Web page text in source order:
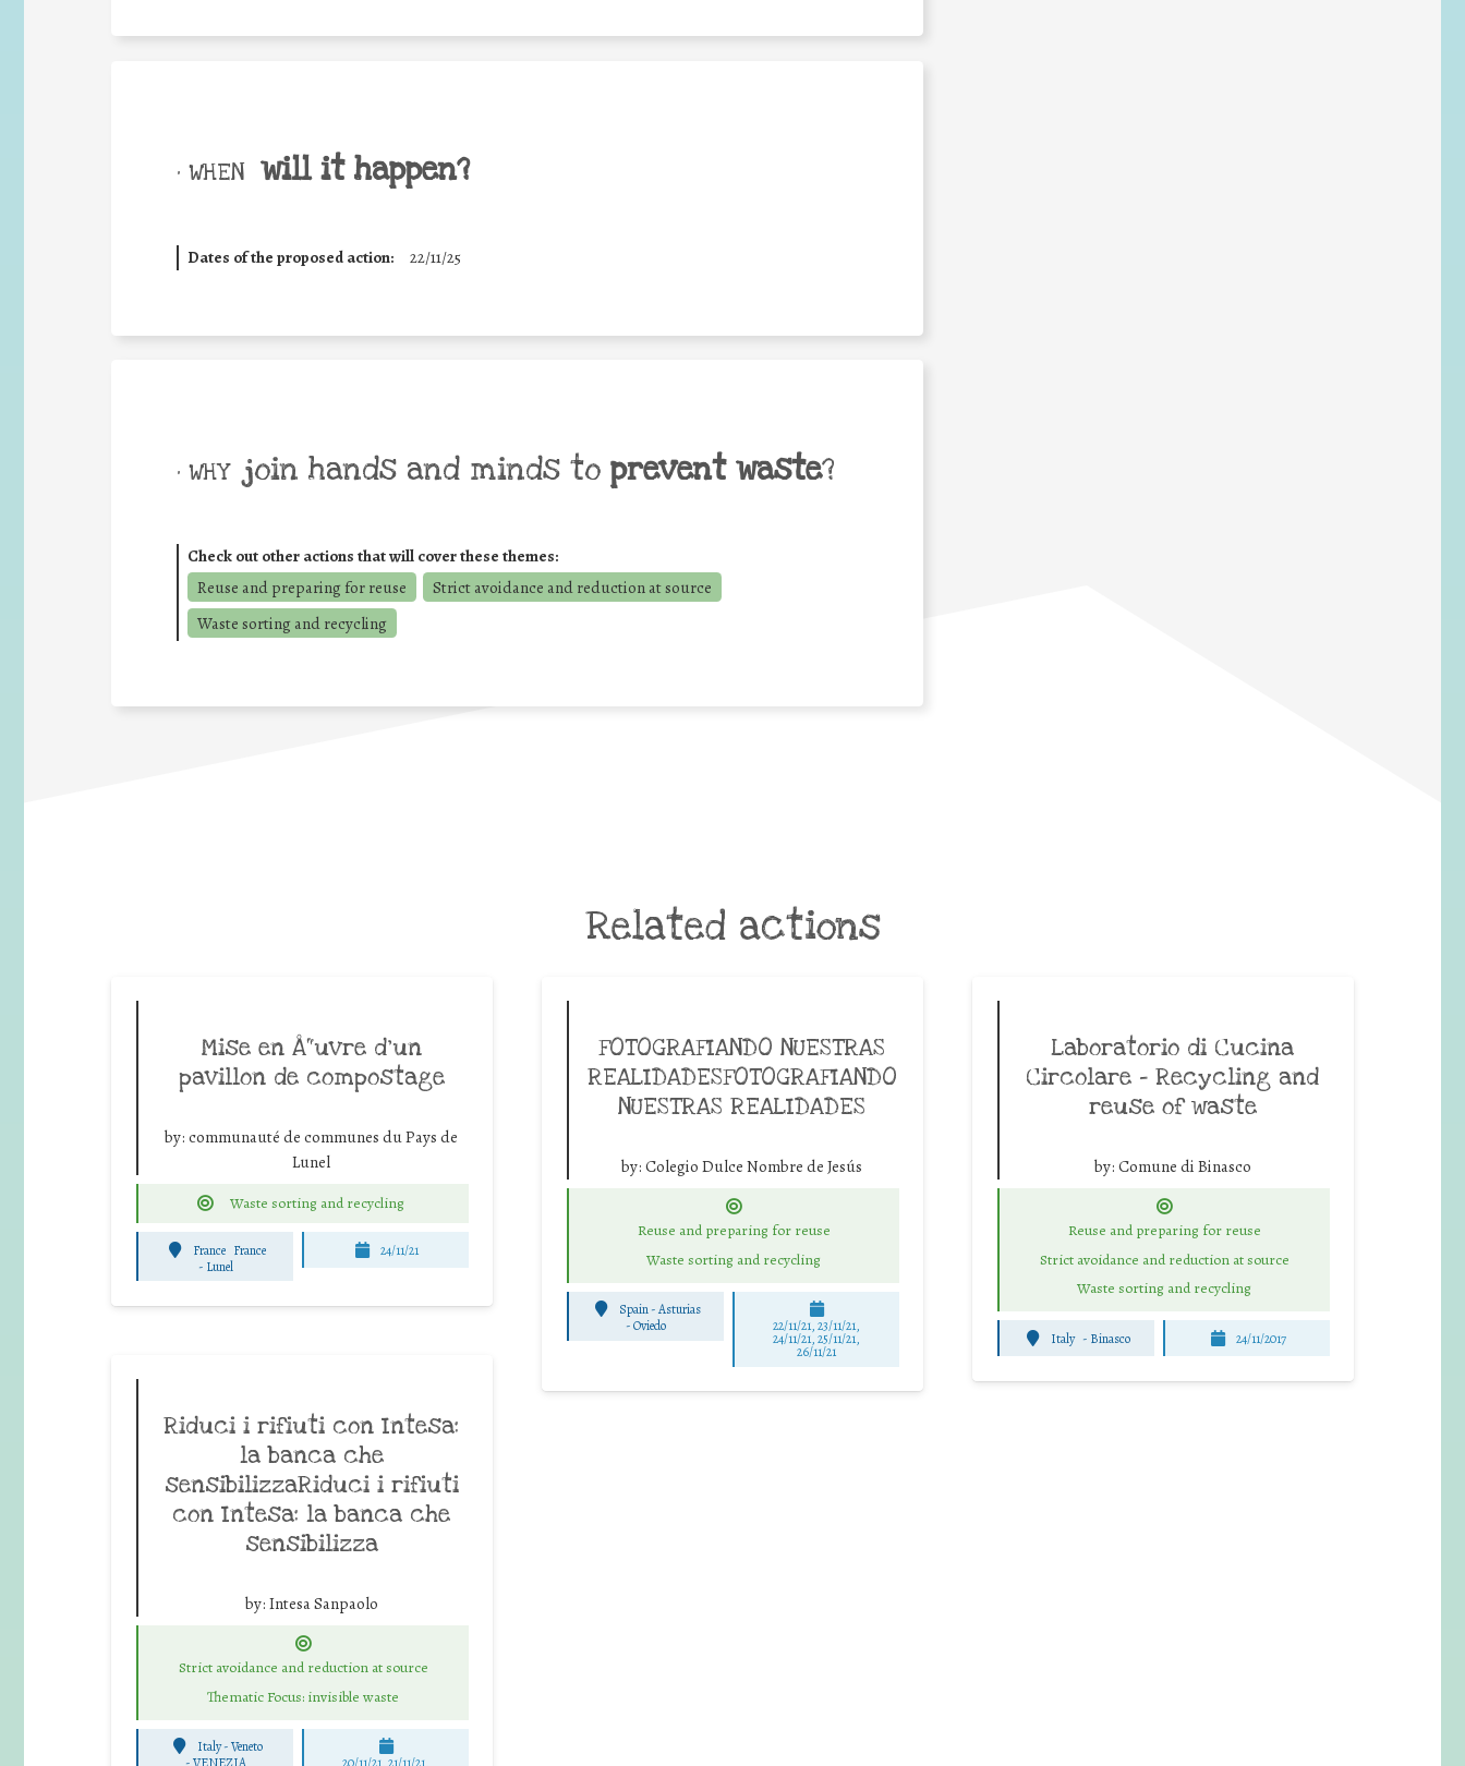
• WHEN will it happen?
Dates of the proposed action: 22/11/25
• WHY join hands and minds to prevent waste?
Check out other actions that will cover these themes:
Reuse and preparing for reuse
Strict avoidance and reduction at source
Waste sorting and recycling
Related actions
Mise en Å“uvre d’un
pavillon de compostage
by: communauté de communes du Pays de
Lunel
Waste sorting and recycling
France France
- Lunel
24/11/21
FOTOGRAFIANDO NUESTRAS
REALIDADESFOTOGRAFIANDO
NUESTRAS REALIDADES
by: Colegio Dulce Nombre de Jesús
Reuse and preparing for reuse
Waste sorting and recycling
Spain - Asturias
-Oviedo 22/11/21, 23/11/21,
24/11/21, 25/11/21,
26/11/21
Laboratorio di Cucina
Circolare – Recycling and
reuse of waste
by: Comune di Binasco
Reuse and preparing for reuse
Strict avoidance and reduction at source
Waste sorting and recycling
Italy - Binasco 24/11/2017
Riduci i rifiuti con Intesa:
la banca che
sensibilizzaRiduci i rifiuti
con Intesa: la banca che
sensibilizza
by: Intesa Sanpaolo
Strict avoidance and reduction at source
Thematic Focus: invisible waste
Italy - Veneto